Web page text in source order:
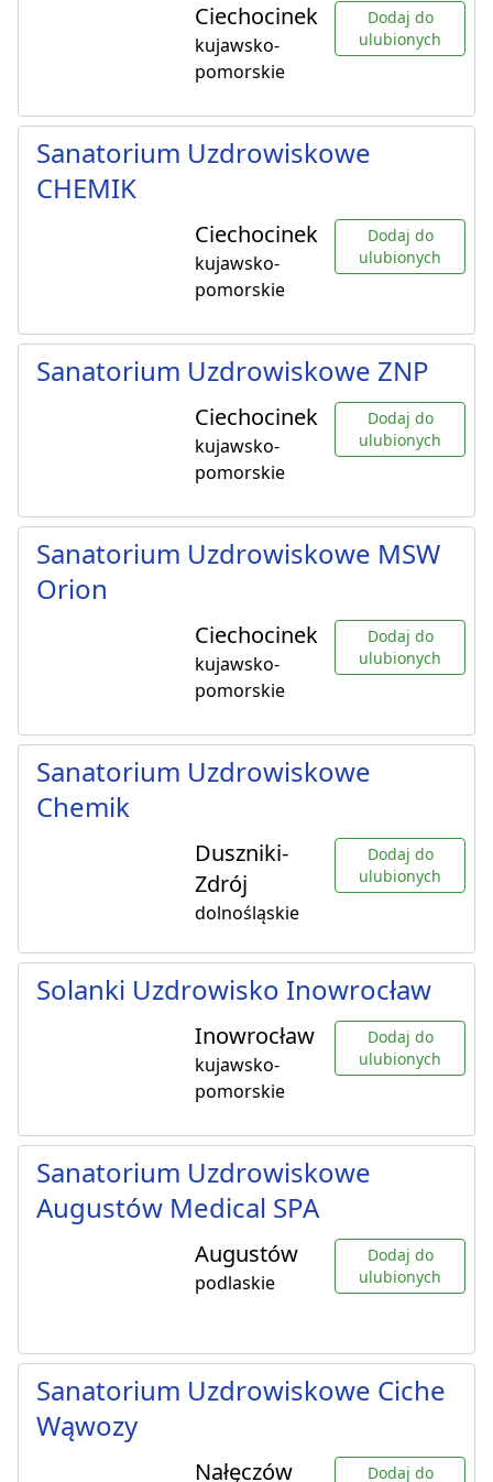
Ciechocinek
kujawsko-
pomorskie
Dodaj do
ulubionych
Sanatorium Uzdrowiskowe
CHEMIK
Ciechocinek
kujawsko-
pomorskie
Dodaj do
ulubionych
Sanatorium Uzdrowiskowe ZNP
Ciechocinek
kujawsko-
pomorskie
Dodaj do
ulubionych
Sanatorium Uzdrowiskowe MSW
Orion
Ciechocinek
kujawsko-
pomorskie
Dodaj do
ulubionych
Sanatorium Uzdrowiskowe
Chemik
Duszniki-
Zdrój
dolnośląskie
Dodaj do
ulubionych
Solanki Uzdrowisko Inowrocław
Inowrocław
kujawsko-
pomorskie
Dodaj do
ulubionych
Sanatorium Uzdrowiskowe
Augustów Medical SPA
Augustów
podlaskie
Dodaj do
ulubionych
Sanatorium Uzdrowiskowe Ciche
Wąwozy
Nałęczów Dodaj do